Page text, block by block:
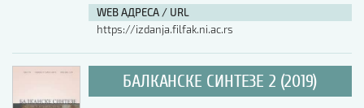
WEB АДРЕСА / URL
https://izdanja.filfak.ni.ac.rs
БАЛКАНСКЕ СИНТЕЗЕ 2 (2019)